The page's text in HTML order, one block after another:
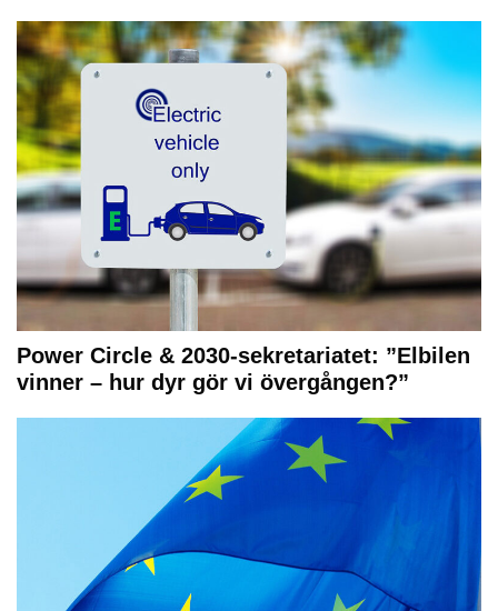
Power Circle & 2030-sekretariatet: ”Elbilen
vinner – hur dyr gör vi övergången?”